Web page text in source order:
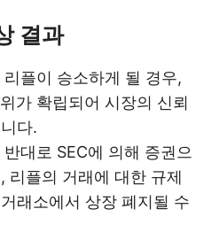
결과
리플이 승소하게 될 경우,
가 확립되어 시장의 신뢰
다.
반대로 SEC에 의해 증권으
리플의 거래에 대한 규제
래소에서 상장 폐지될 수